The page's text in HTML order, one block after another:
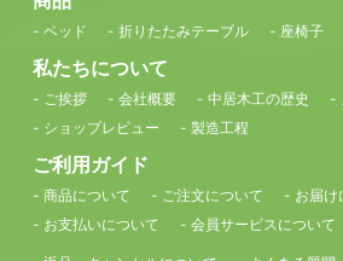
- ベッド - 折りたたみテーブル - 座椅子
私たちについて
- ご挨拶 - 会社概要 - 中居木工の歴史
-
- ショップレビュー
- 製造工程
ご利用ガイド
- 商品について - ご注文について
- お届け
- お支払いについて
- 会員サービスについて